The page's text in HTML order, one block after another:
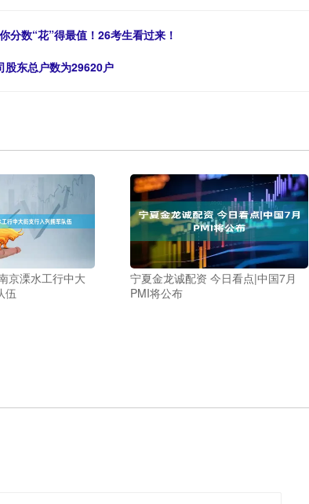
分数“花”得最值！26考生看过来！
股东总户数为29620户
京溧水工行中大
伍
宁夏金龙诚配资 今日看点|中国7月
PMI将公布